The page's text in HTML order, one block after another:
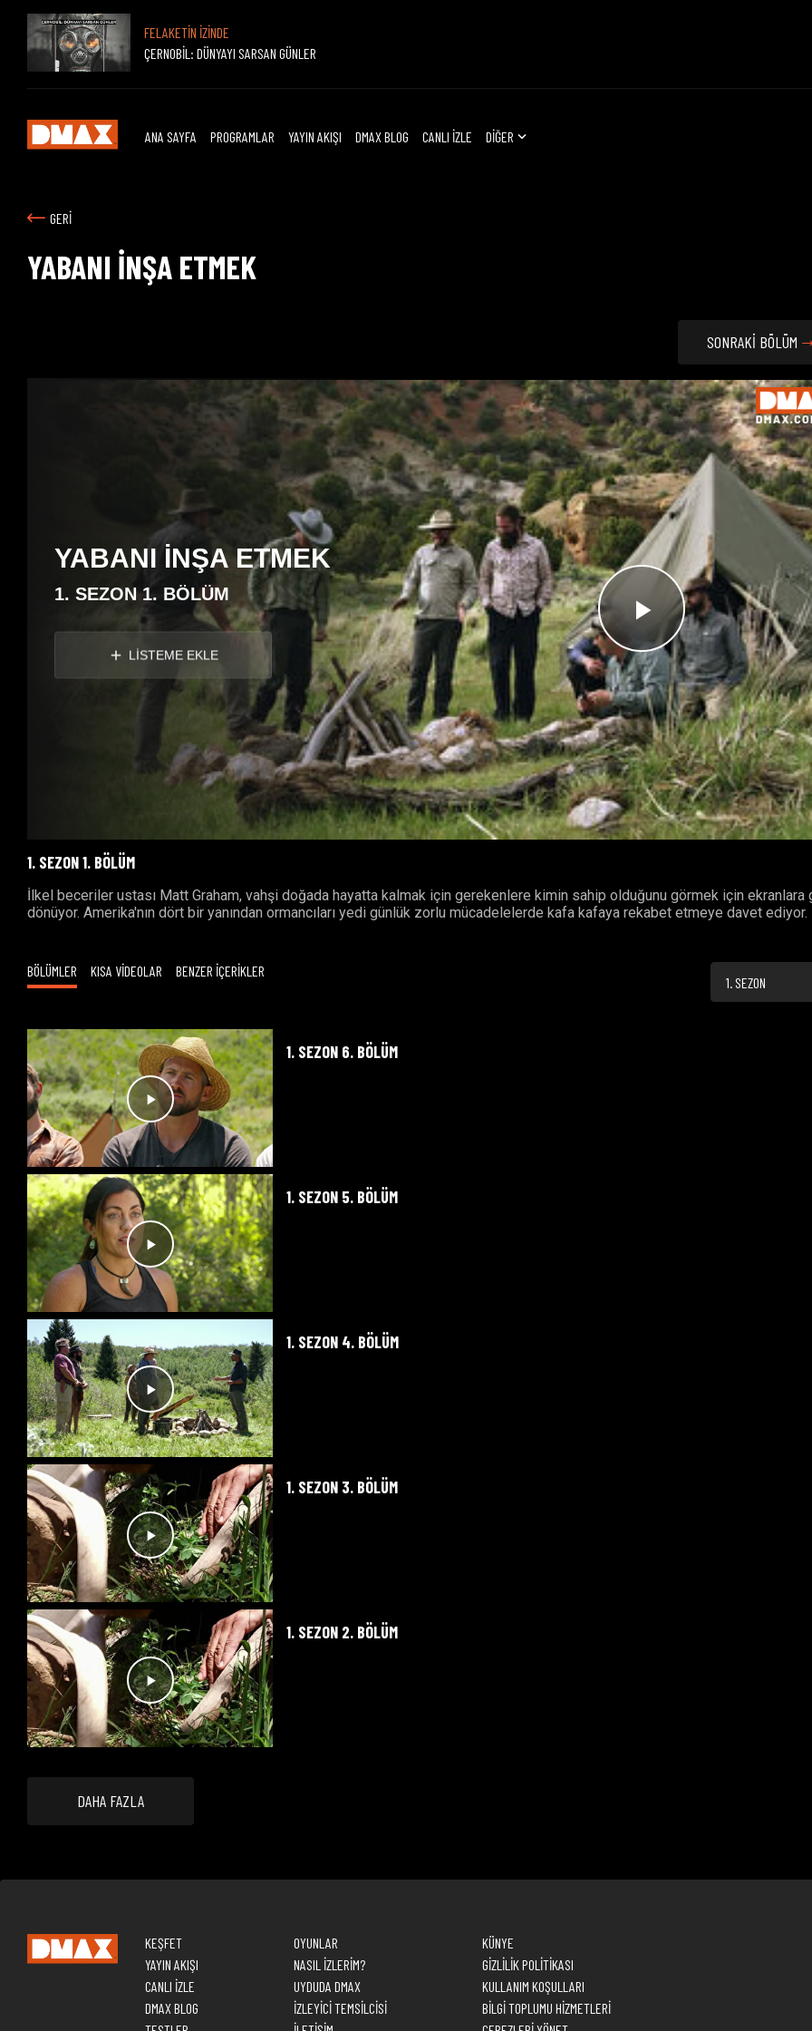
FELAKETİN İZİNDE
ÇERNOBİL: DÜNYAYI SARSAN GÜNLER
ANA SAYFA PROGRAMLAR YAYIN AKIŞI DMAX BLOG CANLI İZLE DİĞER
GERİ
YABANI İNŞA ETMEK
SONRAKİ BÖLÜM
Videoyu
Oynat
YABANI İNŞA ETMEK
1. SEZON 1. BÖLÜM
LİSTEME EKLE
1. SEZON 1. BÖLÜM
İlkel beceriler ustası Matt Graham, vahşi doğada hayatta kalmak için gerekenlere kimin sahip olduğunu görmek için ekranlara
dönüyor. Amerika'nın dört bir yanından ormancıları yedi günlük zorlu mücadelelerde kafa kafaya rekabet etmeye davet ediyor.
BÖLÜMLER KISA VİDEOLAR BENZER İÇERİKLER
1. SEZON
1. SEZON 6. BÖLÜM
1. SEZON 5. BÖLÜM
1. SEZON 4. BÖLÜM
1. SEZON 3. BÖLÜM
1. SEZON 2. BÖLÜM
DAHA FAZLA
KEŞFET
YAYIN AKIŞI
CANLI İZLE
DMAX BLOG
OYUNLAR
NASIL İZLERİM?
UYDUDA DMAX
İZLEYİCİ TEMSİLCİSİ
KÜNYE
GİZLİLİK POLİTİKASI
KULLANIM KOŞULLARI
BİLGİ TOPLUMU HİZMETLERİ